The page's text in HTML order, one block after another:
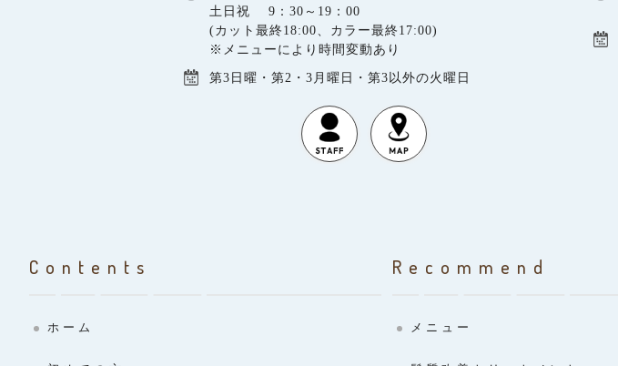
土日祝 9：30～19：00
(カット最終18:00、カラー最終17:00)
※メニューにより時間変動あり
第3日曜・第2・3月曜日・第3以外の火曜日
Contents
ホーム
Recommend
メニュー